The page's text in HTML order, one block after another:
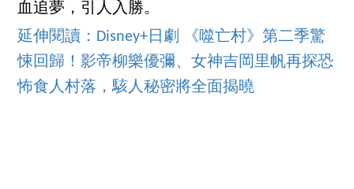
血追夢，引人入勝。
延伸閱讀：Disney+日劇 《噬亡村》第二季驚
悚回歸！影帝柳樂優彌、女神吉岡里帆再探恐
怖食人村落，駭人秘密將全面揭曉